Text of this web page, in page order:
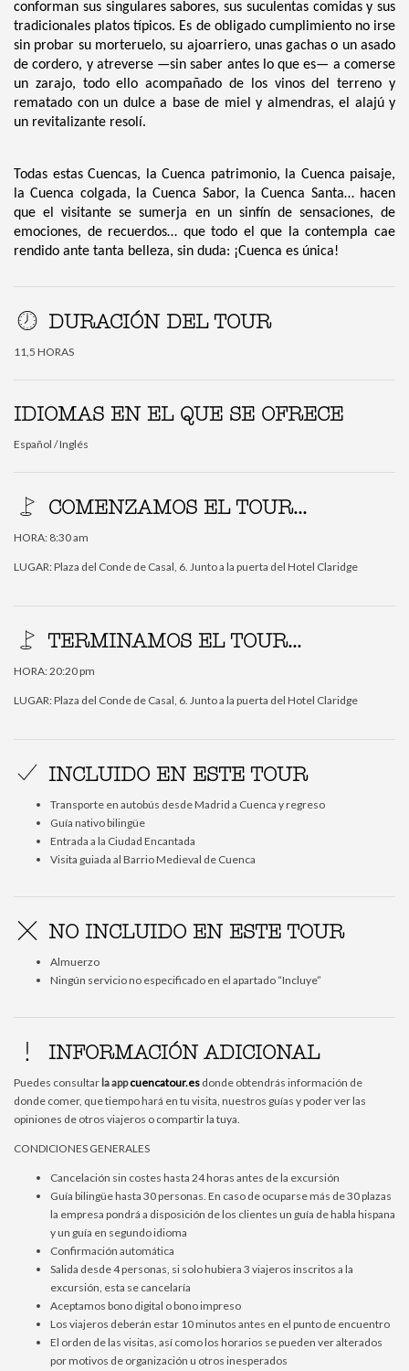
conforman sus singulares sabores, sus suculentas comidas y sus
tradicionales platos típicos. Es de obligado cumplimiento no irse
sin probar su morteruelo, su ajoarriero, unas gachas o un asado
de cordero, y atreverse —sin saber antes lo que es— a comerse
un zarajo, todo ello acompañado de los vinos del terreno y
rematado con un dulce a base de miel y almendras, el alajú y
un revitalizante resolí.
Todas estas Cuencas, la Cuenca patrimonio, la Cuenca paisaje,
la Cuenca colgada, la Cuenca Sabor, la Cuenca Santa… hacen
que el visitante se sumerja en un sinfín de sensaciones, de
emociones, de recuerdos… que todo el que la contempla cae
rendido ante tanta belleza, sin duda: ¡Cuenca es única!
DURACIÓN DEL TOUR
11,5 HORAS
IDIOMAS EN EL QUE SE OFRECE
Español / Inglés
COMENZAMOS EL TOUR...
HORA: 8:30 am
LUGAR: Plaza del Conde de Casal, 6. Junto a la puerta del Hotel Claridge
TERMINAMOS EL TOUR...
HORA: 20:20 pm
LUGAR: Plaza del Conde de Casal, 6. Junto a la puerta del Hotel Claridge
INCLUIDO EN ESTE TOUR
Transporte en autobús desde Madrid a Cuenca y regreso
Guía nativo bilingüe
Entrada a la Ciudad Encantada
Visita guiada al Barrio Medieval de Cuenca
NO INCLUIDO EN ESTE TOUR
Almuerzo
Ningún servicio no especificado en el apartado “Incluye”
INFORMACIÓN ADICIONAL
Puedes consultar la appcuencatour.es donde obtendrás información de
donde comer, que tiempo hará en tu visita, nuestros guías y poder ver las
opiniones de otros viajeros o compartir la tuya.
CONDICIONES GENERALES
Cancelación sin costes hasta 24 horas antes de la excursión
Guía bilingüe hasta 30 personas. En caso de ocuparse más de 30 plazas
la empresa pondrá a disposición de los clientes un guía de habla hispana
y un guía en segundo idioma
Confirmación automática
Salida desde 4 personas, si solo hubiera 3 viajeros inscritos a la
excursión, esta se cancelaría
Aceptamos bono digital o bono impreso
Los viajeros deberán estar 10 minutos antes en el punto de encuentro
El orden de las visitas, así como los horarios se pueden ver alterados
por motivos de organización u otros inesperados